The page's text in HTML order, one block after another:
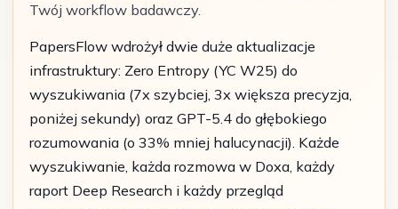
Twój workflow badawczy.
PapersFlow wdrożył dwie duże aktualizacje
infrastruktury: Zero Entropy (YC W25) do
wyszukiwania (7x szybciej, 3x większa precyzja,
poniżej sekundy) oraz GPT-5.4 do głębokiego
rozumowania (o 33% mniej halucynacji). Każde
wyszukiwanie, każda rozmowa w Doxa, każdy
raport Deep Research i każdy przegląd